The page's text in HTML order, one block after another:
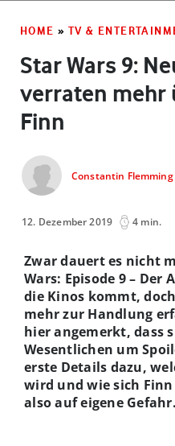
HOME » TV &
Star Wars 9:
verraten mehr
Finn
Constantin Flemming
12. Dezember 2019 4 min.
Zwar dauert es nicht
Wars: Episode 9 – Der
die Kinos kommt,
mehr zur Handlung
hier angemerkt, dass
Wesentlichen um
erste Details dazu,
wird und wie sich
also auf eigene Gefahr.